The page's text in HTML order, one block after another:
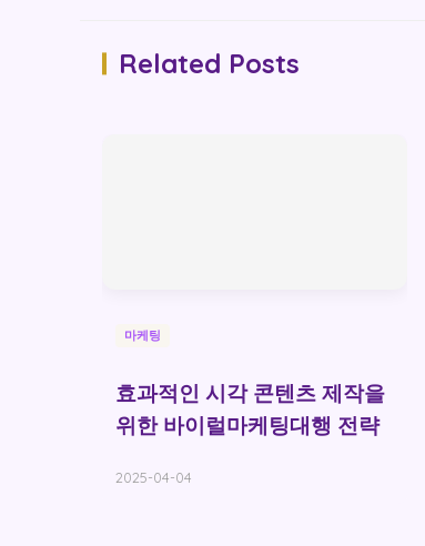
Related Posts
마케팅
효과적인 시각 콘텐츠 제작을
위한 바이럴마케팅대행 전략
2025-04-04